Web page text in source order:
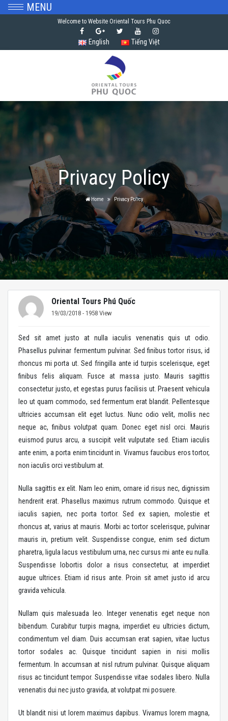
Welcome to Website Oriental Tours Phu Quoc
English Tiếng Việt
Privacy Policy
Home Privacy Policy
Oriental Tours Phú Quốc
19/03/2018 - 1958 View
Sed sit amet justo at nulla iaculis venenatis quis ut odio.
Phasellus pulvinar fermentum pulvinar. Sed finibus tortor risus, id
rhoncus mi porta ut. Sed fringilla ante id turpis scelerisque, eget
finibus felis aliquam. Fusce at massa justo. Mauris sagittis
consectetur justo, et egestas purus facilisis ut. Praesent vehicula
leo ut quam commodo, sed fermentum erat blandit. Pellentesque
ultricies accumsan elit eget luctus. Nunc odio velit, mollis nec
neque ac, finibus volutpat quam. Donec eget nisl orci. Mauris
euismod purus arcu, a suscipit velit vulputate sed. Etiam iaculis
ante enim, a porta enim tincidunt in. Vivamus faucibus eros tortor,
non iaculis orci vestibulum at.
Nulla sagittis ex elit. Nam leo enim, ornare id risus nec, dignissim
hendrerit erat. Phasellus maximus rutrum commodo. Quisque et
iaculis sapien, nec porta tortor. Sed ex sapien, molestie et
rhoncus at, varius at mauris. Morbi ac tortor scelerisque, pulvinar
mauris in, pretium velit. Suspendisse congue, enim sed dictum
pharetra, ligula lacus vestibulum urna, nec cursus mi ante eu nulla.
Suspendisse lobortis dolor a risus consectetur, at imperdiet
augue ultrices. Etiam id risus ante. Proin sit amet justo id arcu
gravida vehicula.
Nullam quis malesuada leo. Integer venenatis eget neque non
bibendum. Curabitur turpis magna, imperdiet eu ultricies dictum,
condimentum vel diam. Duis accumsan erat sapien, vitae luctus
tortor sodales ac. Quisque tincidunt sapien in nisi mollis
fermentum. In accumsan at nisl rutrum pulvinar. Quisque aliquam
risus ac tincidunt tempor. Suspendisse vitae sodales libero. Nulla
venenatis dui nec justo gravida, at volutpat mi posuere.
Ut blandit nisi ut lorem maximus dapibus. Vivamus lorem magna,
MENU